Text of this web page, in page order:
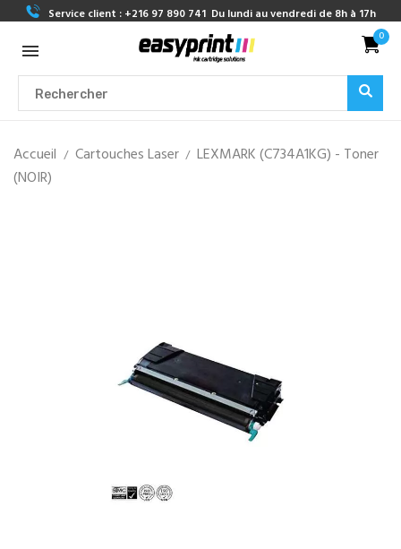
Service client : +216 97 890 741 Du lundi au vendredi de 8h à 17h
0
Accueil Cartouches Laser
LEXMARK (C734A1KG) - Toner
(NOIR)